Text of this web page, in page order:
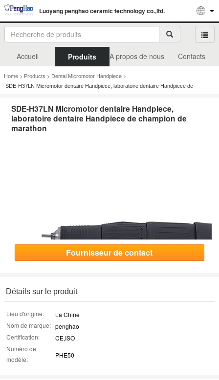
Luoyang penghao ceramic technology co.,ltd.
Accueil Produits A propos de nous Contacts
Home > Products > Dental Micromotor Handpiece >
SDE-H37LN Micromotor dentaire Handpiece, laboratoire dentaire Handpiece de
SDE-H37LN Micromotor dentaire Handpiece,
laboratoire dentaire Handpiece de champion de
marathon
Fournisseur de contact
Détails sur le produit
Lieu d'origine:
La Chine
Nom de marque: penghao
Certification:
CE,ISO
Numéro de
modèle:
PHE50